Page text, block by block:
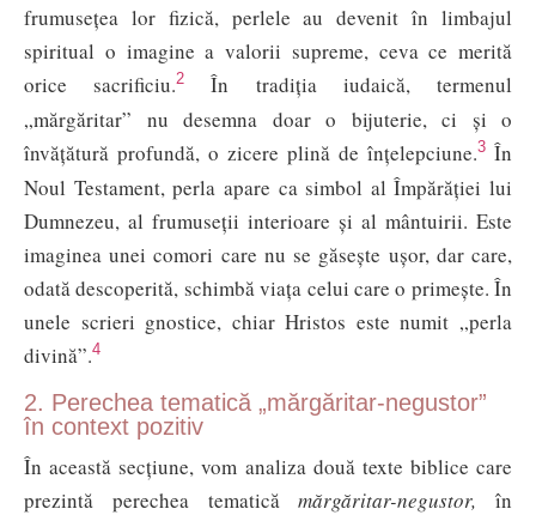
frumusețea lor fizică, perlele au devenit în limbajul
spiritual o imagine a valorii supreme, ceva ce merită
orice sacrificiu.2
În tradiția iudaică, termenul
„mărgăritar” nu desemna doar o bijuterie, ci și o
învățătură profundă, o zicere plină de înțelepciune.3 În
Noul Testament, perla apare ca simbol al Împărăției lui
Dumnezeu, al frumuseții interioare și al mântuirii. Este
imaginea unei comori care nu se găsește ușor, dar care,
odată descoperită, schimbă viața celui care o primește. În
unele scrieri gnostice, chiar Hristos este numit „perla
divină”.4
2. Perechea tematică „mărgăritar-negustor”
în context pozitiv
În această secțiune, vom analiza două texte biblice care
prezintă perechea tematicămărgăritar-negustor, în